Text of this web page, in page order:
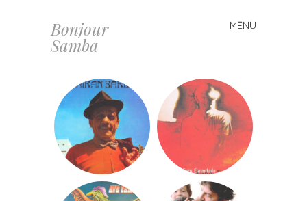
Bonjour
Samba
MENU
Skip
to